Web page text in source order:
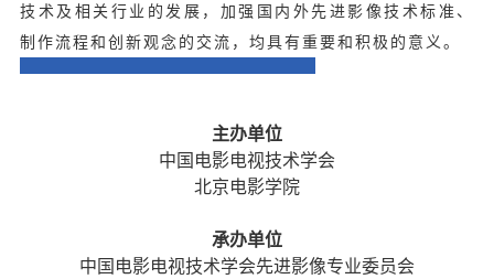
技术及相关行业的发展，加强国内外先进影像技术标准、
制作流程和创新观念的交流，均具有重要和积极的意义。
主办单位
中国电影电视技术学会
北京电影学院
承办单位
中国电影电视技术学会先进影像专业委员会